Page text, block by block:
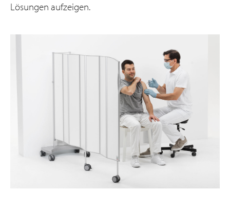
Lösungen aufzeigen.